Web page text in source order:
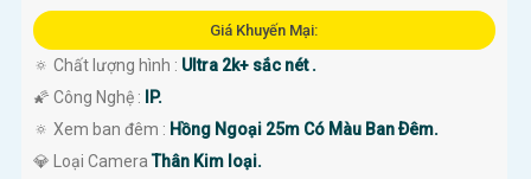
Giá Khuyến Mại:
🔅 Chất lượng hình : Ultra 2k+ sắc nét .
🌠 Công Nghệ :
IP.
🔅 Xem ban đêm : Hồng Ngoại 25m Có Màu Ban Ðêm.
💎 Loại CameraThân Kim loại.